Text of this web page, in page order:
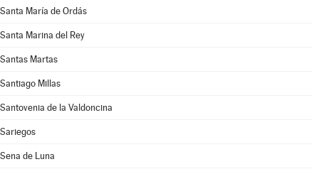
Santa María de Ordás
Santa Marina del Rey
Santas Martas
Santiago Millas
Santovenia de la Valdoncina
Sariegos
Sena de Luna